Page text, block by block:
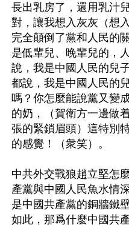
長出乳房了，還用乳汁
對，讓我想入灰灰（想
完全顛倒了黨和人民的
是低輩兒、晚輩兒的，
說，我是中國人民的兒
都說，我是中國人民的
嗎？你怎麼能說黨又變
的奶，（賀衛方一邊做
張的緊鎖眉頭）這特別
的感覺！（衆笑）。
中共外交戰狼趙立堅怎
產黨與中國人民魚水情
是中國共產黨的銅牆鐵
如此，那爲什麼中國共